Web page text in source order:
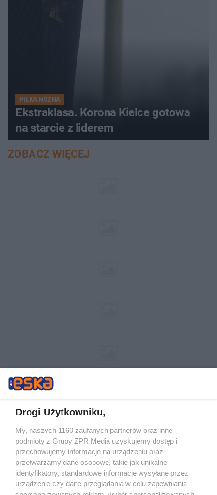
PIŁKA NOŻNA
Ekstraklasa. Korona Kielce gotowa
na starcie z liderem
ZOBACZ WIĘCEJ
Żaden utwór zamieszczony w serwisie nie może być powielany i
rozpowszechniany lub dalej rozpowszechniany w jakikolwiek sposób (w
tym także elektroniczny lub mechaniczny) na jakimkolwiek polu
eksploatacji w jakiejkolwiek formie, włącznie z umieszczaniem w
Internecie bez pisemnej zgody właściciela praw. Jakiekolwiek użycie lub
wykorzystanie utworów w całości lub w części z naruszeniem prawa,
tzn. bez właściwej zgody, jest zabronione pod groźbą kary i może być
ścigane prawnie.
Drogi Użytkowniku,
My, naszych 1160 zaufanych partnerów oraz inne
podmioty z Grupy ZPR Media uzyskujemy dostęp i
przechowujemy informacje na urządzeniu oraz
przetwarzamy dane osobowe, takie jak unikalne
identyfikatory, standardowe informacje wysyłane przez
urządzenie czy dane przeglądania w celu zapewniania